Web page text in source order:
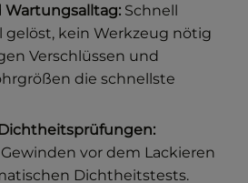
Schnell
gelöst, kein Werkzeug nötig
Verschlüssen und
die schnellste
vor dem Lackieren
Dichtheitstests.